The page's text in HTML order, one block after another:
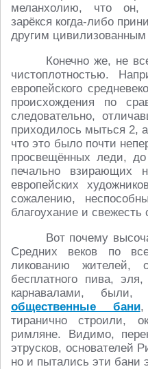
меланхолию, что он,
зарёкся когда-либо
другим цивилизованным
Конечно же, не
чистоплотностью.
европейского
происхождения по
следовательно,
приходилось мыться 2,
что это было почти
просвещённых леди,
печально взирающих
европейских
сожалению,
благоухание и
Вот почему
Средних веков по
ликованию жителей,
бесплатного пива,
карнавалами, были,
общественные бани,
тиранично строили,
римляне. Видимо,
этрусков, основателей
но и пытались эти бани